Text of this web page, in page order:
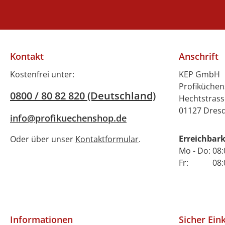
Materialien ist
Deckel
hygienisch,
auch leicht
Er ist ideal
Buffets und
Services und
bei, die
Gerichte zu
optimieren
Kontakt
Kostenfrei unter:
0800 / 80 82 820 (Deutschland)
info@profikuechenshop.de
Oder über unser Kontaktformular.
Anschrift
KEP GmbH
01127
Mo - Do:
Fr: 08:00
Informationen Sicher